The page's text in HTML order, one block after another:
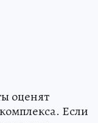
оценят
Если